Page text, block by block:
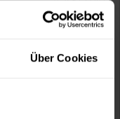
Über Cookies